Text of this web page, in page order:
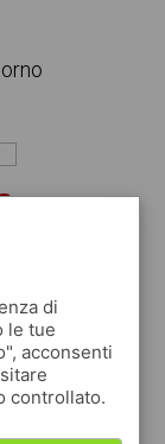
di
le tue
acconsenti
controllato.